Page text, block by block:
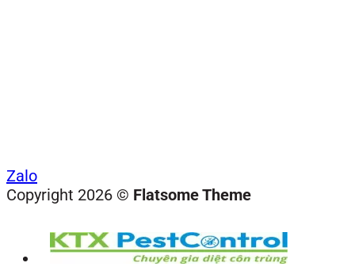
Zalo
Copyright 2026 © Flatsome Theme